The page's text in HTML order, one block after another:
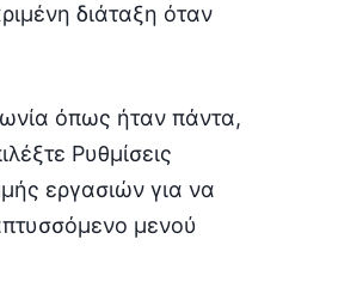
διάταξη όταν
όπως ήταν πάντα,
Ρυθμίσεις
εργασιών για να
μενού